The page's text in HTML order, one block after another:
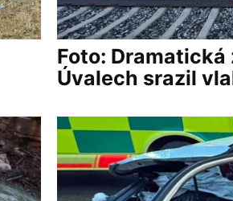
Foto:
Úvalech srazil